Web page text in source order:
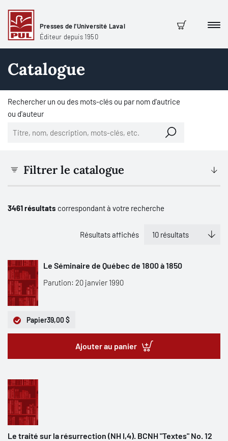
Presses de l'Université Laval
Éditeur depuis 1950
Panier
Catalogue
Rechercher un ou des mots-clés ou par nom d'autrice
ou d'auteur
Filtrer le catalogue
3461 résultats correspondant à votre recherche
Résultats affichés
Le Séminaire de Québec de 1800 à 1850
Parution: 20 janvier 1990
Papier39,00 $
Ajouter au panier
Le traité sur la résurrection (NH I,4). BCNH "Textes" No. 12